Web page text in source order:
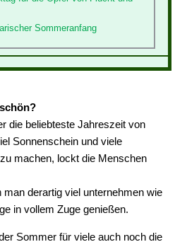
Sommeranfang
die beliebteste Jahreszeit von
Sonnenschein und viele
machen, lockt die Menschen
derartig viel unternehmen wie
in vollem Zuge genießen.
Sommer für viele auch noch die